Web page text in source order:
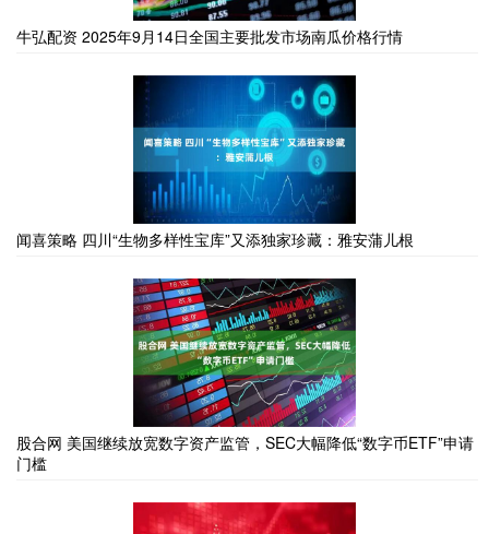
牛弘配资 2025年9月14日全国主要批发市场南瓜价格行情
闻喜策略 四川“生物多样性宝库”又添独家珍藏：雅安蒲儿根
股合网 美国继续放宽数字资产监管，SEC大幅降低“数字币ETF”申请
门槛